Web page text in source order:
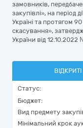
замовників,
закупівлі», на період
Україні та протягом
скасування»,
України від 12.10.2022
Статус:
Бюджет:
Вид предмету
Мінімальний крок